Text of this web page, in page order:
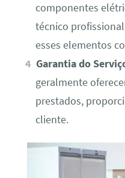
componentes
técnico
esses elementos
Garantia do
geralmente
prestados,
cliente.